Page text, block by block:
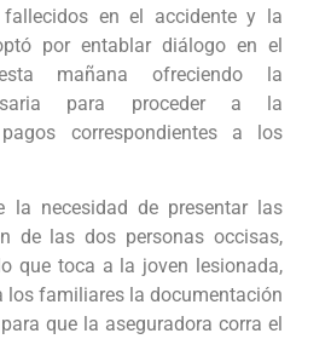
en el accidente y la
por entablar diálogo en el
mañana ofreciendo la
para proceder a la
correspondientes a los
la necesidad de presentar las
de las dos personas occisas,
que toca a la joven lesionada,
los familiares la documentación
que la aseguradora corra el